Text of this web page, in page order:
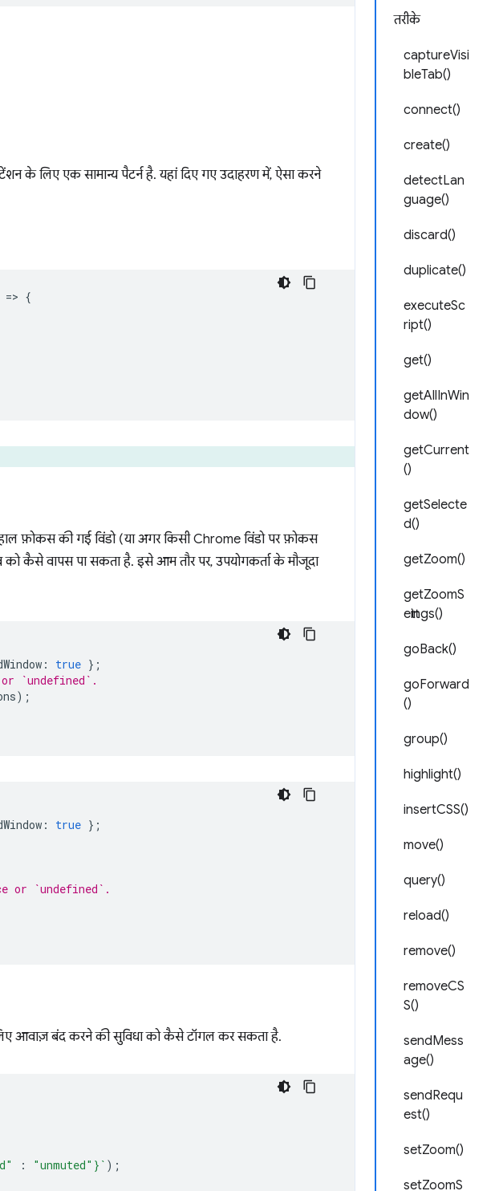
तरीके
captureVisi
bleTab()
connect()
create()
detectLan
guage()
discard()
duplicate()
executeSc
ript()
get()
getAllInWin
dow()
getCurrent
()
getSelecte
d()
getZoom()
getZoomS
ettings()
goBack()
goForward
()
group()
highlight()
insertCSS()
move()
query()
reload()
remove()
removeCS
S()
sendMess
age()
sendRequ
est()
setZoom()
setZoomS
के लिए एक सामान्य पैटर्न है. यहां दिए गए उदाहरण में, ऐसा करने
=> {
फ़ोकस की गई विंडो (या अगर किसी Chrome विंडो पर फ़ोकस
को कैसे वापस पा सकता है. इसे आम तौर पर, उपयोगकर्ता के मौजूदा
: true };
`undefined`.
);
: true };
or `undefined`.
आवाज़ बंद करने की सुविधा को कैसे टॉगल कर सकता है.
: "unmuted" } ` );